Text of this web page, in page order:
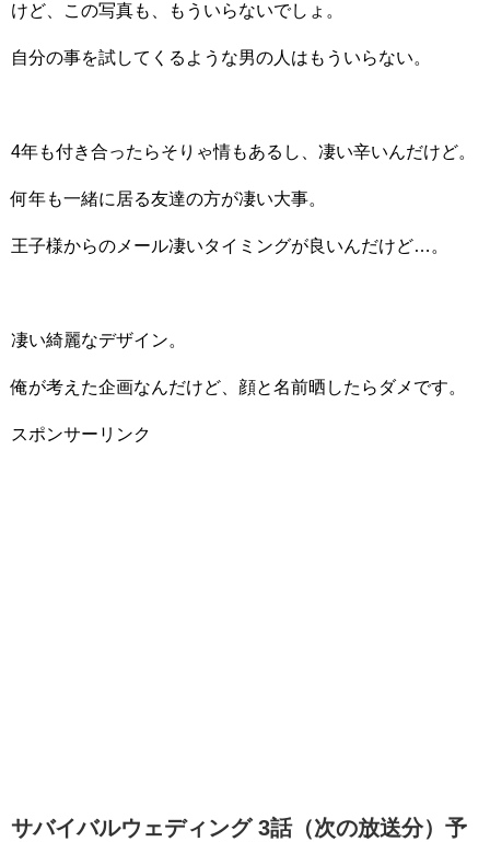
けど、この写真も、もういらないでしょ。
自分の事を試してくるような男の人はもういらない。
4年も付き合ったらそりゃ情もあるし、凄い辛いんだけど。
何年も一緒に居る友達の方が凄い大事。
王子様からのメール凄いタイミングが良いんだけど…。
凄い綺麗なデザイン。
俺が考えた企画なんだけど、顔と名前晒したらダメです。
スポンサーリンク
サバイバルウェディング 3話（次の放送分）予